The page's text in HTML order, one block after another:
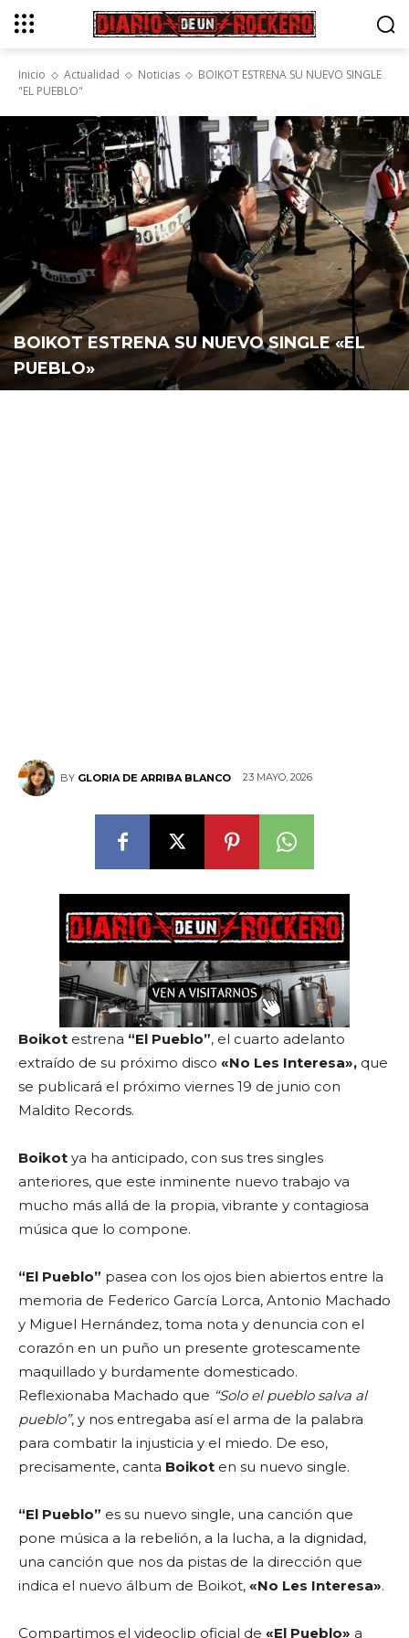
Inicio Actualidad Noticias
BOIKOT ESTRENA SU NUEVO SINGLE
"EL PUEBLO"
BOIKOT ESTRENA SU NUEVO SINGLE «EL
PUEBLO»
BY GLORIA DE ARRIBA BLANCO 23 MAYO, 2026
Boikot estrena “El Pueblo”, el cuarto adelanto
extraído de su próximo disco «No Les Interesa», que
se publicará el próximo viernes 19 de junio con
Maldito Records.
Boikot ya ha anticipado, con sus tres singles
anteriores, que este inminente nuevo trabajo va
mucho más allá de la propia, vibrante y contagiosa
música que lo compone.
“El Pueblo” pasea con los ojos bien abiertos entre la
memoria de Federico García Lorca, Antonio Machado
y Miguel Hernández, toma nota y denuncia con el
corazón en un puño un presente grotescamente
maquillado y burdamente domesticado.
Reflexionaba Machado que “Solo el pueblo salva al
pueblo”, y nos entregaba así el arma de la palabra
para combatir la injusticia y el miedo. De eso,
precisamente, canta Boikot en su nuevo single.
“El Pueblo” es su nuevo single, una canción que
pone música a la rebelión, a la lucha, a la dignidad,
una canción que nos da pistas de la dirección que
indica el nuevo álbum de Boikot, «No Les Interesa».
Compartimos el videoclip oficial de «El Pueblo» a